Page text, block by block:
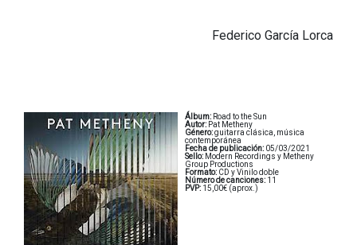
Federico García Lorca
Álbum: Road to the Sun
Autor: Pat Metheny
Género:guitarra clásica, música
contemporánea
Fecha de publicación: 05/03/2021
Sello: Modern Recordings y Metheny
Group Productions
Formato: CD y Vinilo doble
Número de canciones: 11
PVP: 15,00€ (aprox.)